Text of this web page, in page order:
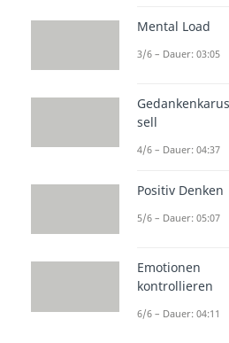
einfach
deine Familie,
und
verstehen. So
Handlungen
besser
Zu den
folgende
Mental Load
3/6 – Dauer: 03:05
Gedankenkarus
sell
4/6 – Dauer: 04:37
Positiv Denken
5/6 – Dauer: 05:07
Emotionen
kontrollieren
6/6 – Dauer: 04:11